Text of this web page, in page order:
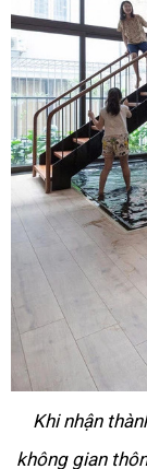
Khi nhận
không gian